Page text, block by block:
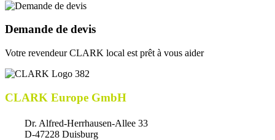
Demande de devis
Votre revendeur CLARK local est prêt à vous aider
CLARK Europe GmbH
Dr. Alfred-Herrhausen-Allee 33
D-47228 Duisburg